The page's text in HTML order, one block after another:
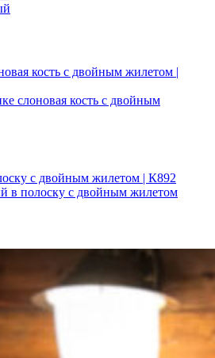
слоновая кость с двойным
в полоску с двойным жилетом